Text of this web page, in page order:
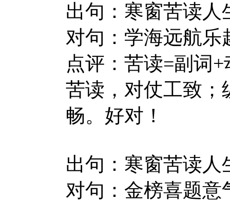
出句：寒窗苦读人
对句：学海远航
点评：苦读=副词
苦读，对仗工致；
畅。好对！
出句：寒窗苦读人
对句：金榜喜题意